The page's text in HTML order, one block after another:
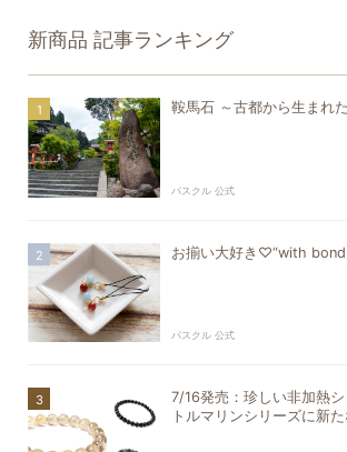
新商品 記事ランキング
鞍馬石 ～古都から生まれ
パスクル 公式
お揃い大好き♡“with bond
パスクル 公式
7/16発売：珍しい非加熱シ
トルマリンシリーズに新